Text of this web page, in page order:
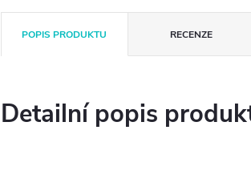
POPIS PRODUKTU RECENZE
Detailní popis